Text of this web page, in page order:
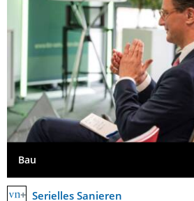
Bau
Serielles Sanieren